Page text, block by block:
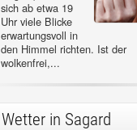
sich ab etwa 19
Uhr viele Blicke
erwartungsvoll in
den Himmel richten. Ist der
wolkenfrei,...
Wetter in Sagard